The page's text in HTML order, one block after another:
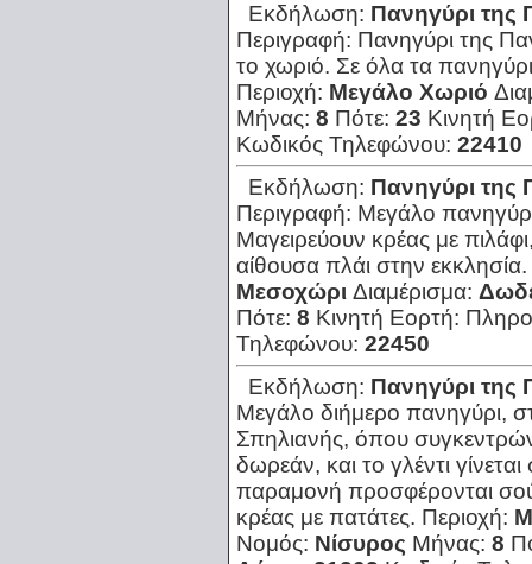
Εκδήλωση: Πανηγύρι της
Περιγραφή: Πανηγύρι της
το χωριό. Σε όλα τα
Περιοχή: Μεγάλο Χωριό
Μήνας: 8 Πότε: 23 Κινητή
Κωδικός Τηλεφώνου: 22410
Εκδήλωση: Πανηγύρι της
Περιγραφή: Μεγάλο
Μαγειρεύουν κρέας με
αίθουσα πλάι στην εκκλησία.
Μεσοχώρι Διαμέρισμα:
Πότε: 8 Κινητή Εορτή:
Τηλεφώνου: 22450
Εκδήλωση: Πανηγύρι της
Μεγάλο διήμερο πανηγύρι,
Σπηλιανής, όπου
δωρεάν, και το γλέντι
παραμονή προσφέρονται
κρέας με πατάτες. Περιοχή:
Νομός: Νίσυρος Μήνας: 8